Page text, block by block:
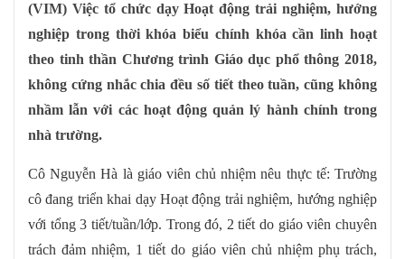
(VIM) Việc tổ chức dạy Hoạt động trải nghiệm, hướng
nghiệp trong thời khóa biểu chính khóa cần linh hoạt
theo tinh thần Chương trình Giáo dục phổ thông 2018,
không cứng nhắc chia đều số tiết theo tuần, cũng không
nhầm lẫn với các hoạt động quản lý hành chính trong
nhà trường.
Cô Nguyễn Hà là giáo viên chủ nhiệm nêu thực tế: Trường
cô đang triển khai dạy Hoạt động trải nghiệm, hướng nghiệp
với tổng 3 tiết/tuần/lớp. Trong đó, 2 tiết do giáo viên chuyên
trách đảm nhiệm, 1 tiết do giáo viên chủ nhiệm phụ trách,